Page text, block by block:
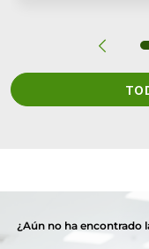
¿Aún no ha encontrado